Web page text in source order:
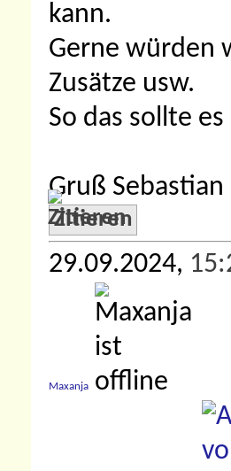
kann.
Gerne würden
Zusätze usw.
So das sollte
Gruß
Zitieren
29.09.2024,
Maxanja